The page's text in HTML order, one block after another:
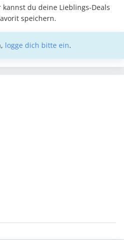
du deine Lieblings-Deals
speichern.
logge dich bitte ein.